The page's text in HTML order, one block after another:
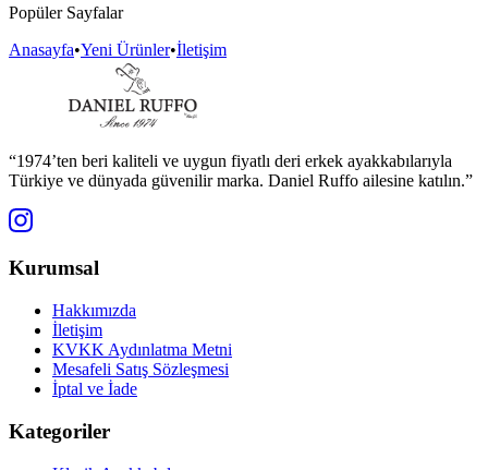
Popüler Sayfalar
Anasayfa•Yeni Ürünler•İletişim
“1974’ten beri kaliteli ve uygun fiyatlı deri erkek ayakkabılarıyla
Türkiye ve dünyada güvenilir marka. Daniel Ruffo ailesine katılın.”
Kurumsal
Hakkımızda
İletişim
KVKK Aydınlatma Metni
Mesafeli Satış Sözleşmesi
İptal ve İade
Kategoriler